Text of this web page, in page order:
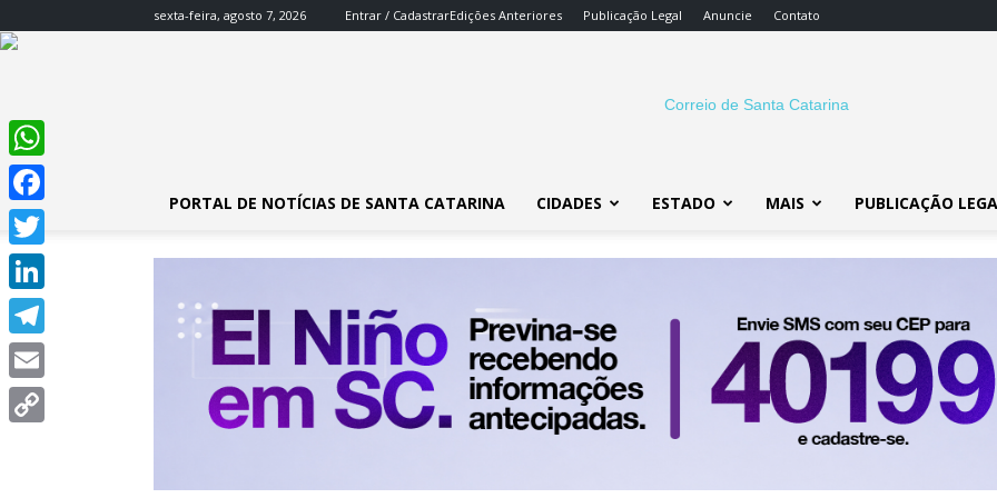
sexta-feira, agosto 7, 2026 Entrar / CadastrarEdições Anteriores Publicação Legal Anuncie Contato
SC
PORTAL DE NOTÍCIAS DE SANTA CATARINA CIDADES ESTADO MAIS PUBLICAÇÃO
WhatsApp
Facebook
Twitter
LinkedIn
Telegram
Email